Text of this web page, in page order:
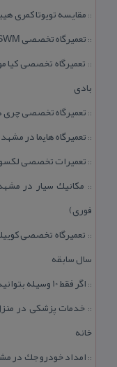
:: مقایسه تویوتا كمری
:: تعمیرگاه تخصصی SWM در مشهد | تعمیر موتور، گیربكس و عیب‌یابی برق
:: تعمیرگاه تخصصی كیا
بادی
:: تعمیرگاه تخصصی چری در مشهد | ۱۰ سال
:: تعمیرگاه هایما در
:: تعمیرات تخصصی
:: مكانیك سیار در
فوری)
::
سال سابقه
:: اگر فقط 10 وسیله بتوانید بخرید، اولویت با كدام تجهیزات است؟
:: خدمات پزشكی در
خانه
::